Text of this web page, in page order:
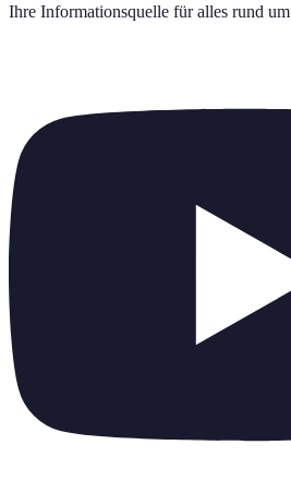
Ihre Informationsquelle für alles rund um